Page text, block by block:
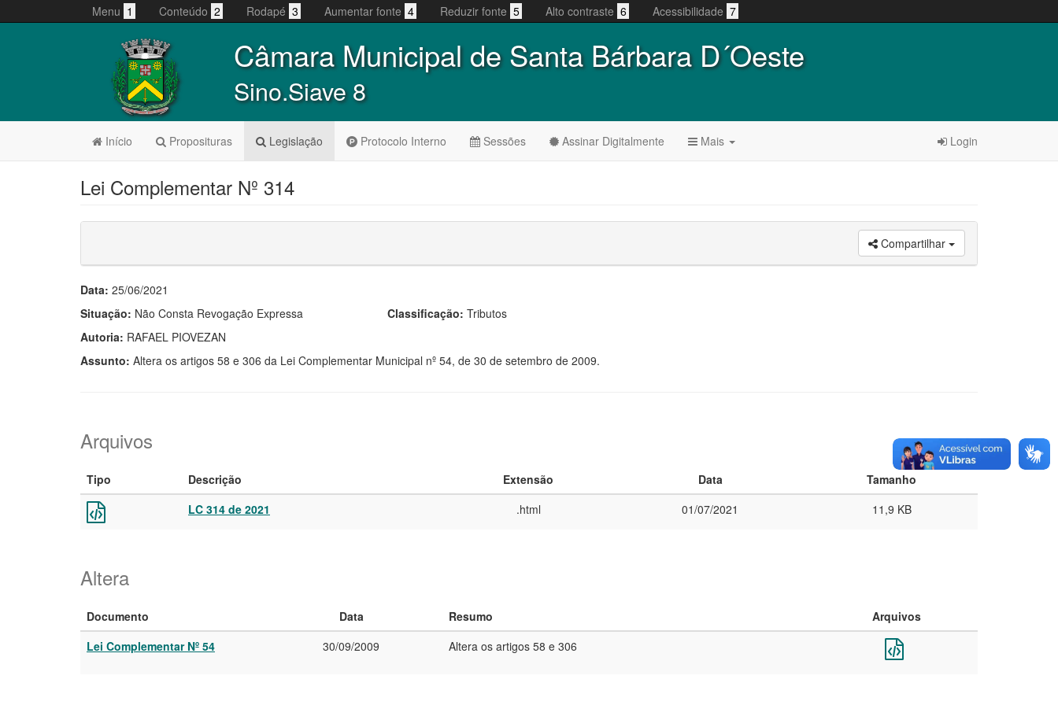
Menu 1 Conteúdo 2 Rodapé 3 Aumentar fonte 4 Reduzir fonte 5 Alto contraste 6 Acessibilidade 7
Câmara Municipal de Santa Bárbara D´Oeste
Sino.Siave 8
Início Proposituras Legislação Protocolo Interno Sessões Assinar Digitalmente Mais Login
Lei Complementar Nº 314
Compartilhar
Data: 25/06/2021
Situação: Não Consta Revogação Expressa Classificação: Tributos
Autoria: RAFAEL PIOVEZAN
Assunto: Altera os artigos 58 e 306 da Lei Complementar Municipal nº 54, de 30 de setembro de 2009.
Arquivos
Tipo Descrição Extensão Data
Tamanho
LC 314 de 2021
.html 01/07/2021 11,9 KB
Altera
Documento Data Resumo
Arquivos
Lei Complementar Nº 54
30/09/2009 Altera os artigos 58 e 306